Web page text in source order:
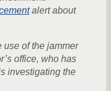
alert about
use of the jammer
office, who has
investigating the